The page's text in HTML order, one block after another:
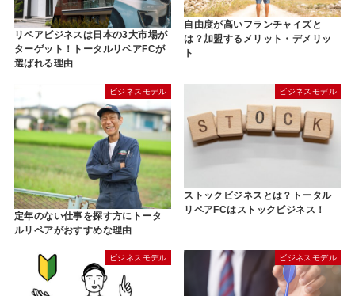
リペアビジネスは日本の3大市場が
ターゲット！トータルリペアFCが
選ばれる理由
自由度が高いフランチャイズと
は？加盟するメリット・デメリッ
ト
ビジネスモデル
定年のない仕事を探す方にトータ
ルリペアがおすすめな理由
ビジネスモデル
ストックビジネスとは？トータル
リペアFCはストックビジネス！
ビジネスモデル ビジネスモデル